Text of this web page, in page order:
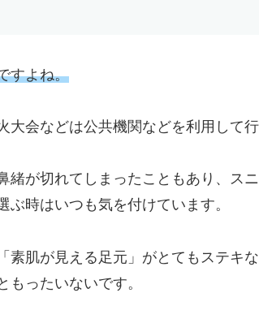
すよね。
大会などは公共機関などを利用して
緒が切れてしまったこともあり、ス
ぶ時はいつも気を付けています。
素肌が見える足元」がとてもステキ
もったいないです。